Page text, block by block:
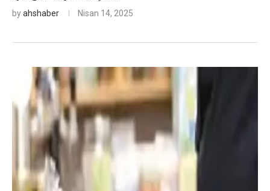
byahshaber Nisan 14, 2025